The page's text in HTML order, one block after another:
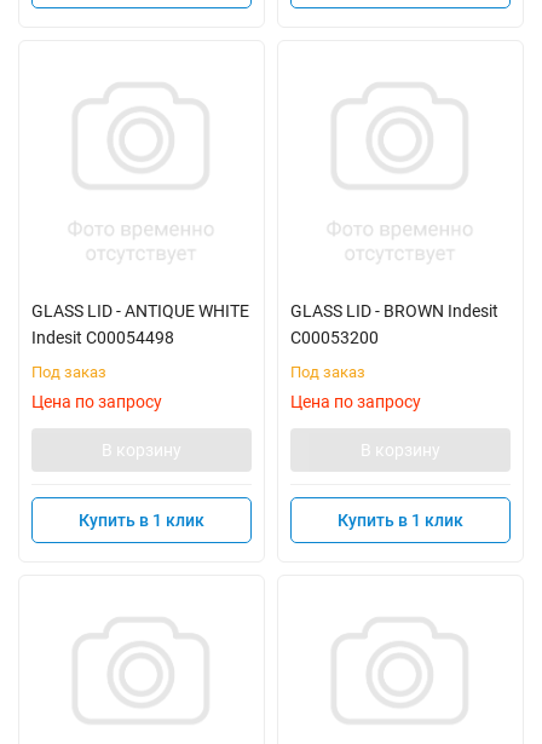
GLASS LID - ANTIQUE WHITE
Indesit C00054498
Под заказ
Цена по запросу
В корзину
Купить в 1 клик
GLASS LID - BROWN Indesit
C00053200
Под заказ
Цена по запросу
В корзину
Купить в 1 клик